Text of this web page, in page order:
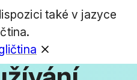
GET
také v jazyce